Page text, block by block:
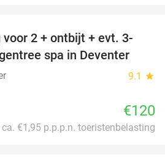
2 + ontbijt + evt. 3-
spa in Deventer
9.1 star
€120
ca. €1,95 p.p.p.n. toeristenbelasting